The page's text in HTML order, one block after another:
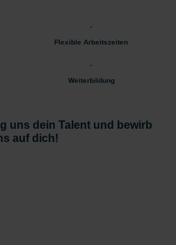
Flexible Arbeitszeiten
Weiterbildung
uns dein Talent und bewirb
auf dich!